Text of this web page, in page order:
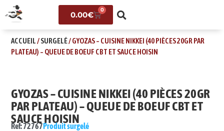
0.00€
0
ACCUEIL/SURGELÉ/ GYOZAS – CUISINE NIKKEI (40 PIÈCES 20GR PAR
PLATEAU) – QUEUE DE BOEUF CBT ET SAUCE HOISIN
GYOZAS – CUISINE NIKKEI (40 PIÈCES 20GR
PAR PLATEAU) – QUEUE DE BOEUF CBT ET
SAUCE HOISIN
Ref: 72767Produit surgelé